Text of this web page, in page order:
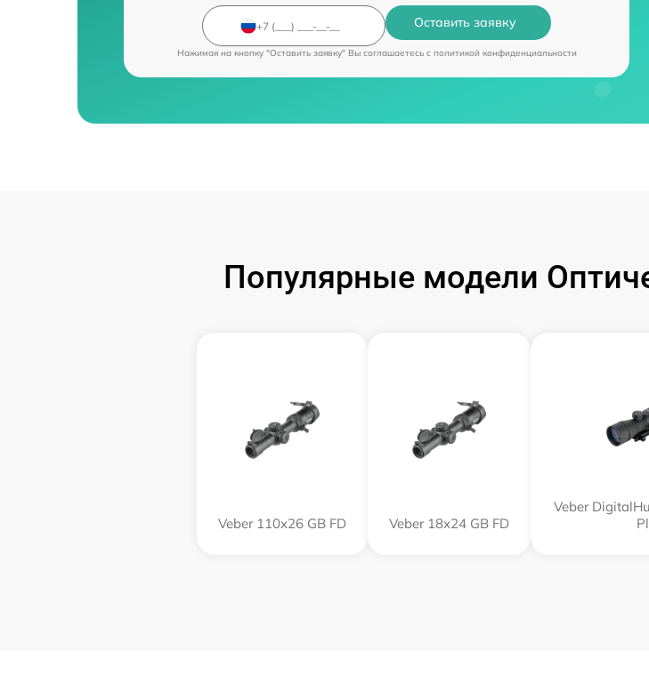
Оставить заявку
Нажимая на кнопку "Оставить заявку" Вы соглашаетесь c политикой конфиденциальности
Популярные модели
Veber 110х26 GB FD Veber 18x24 GB FD
Veber